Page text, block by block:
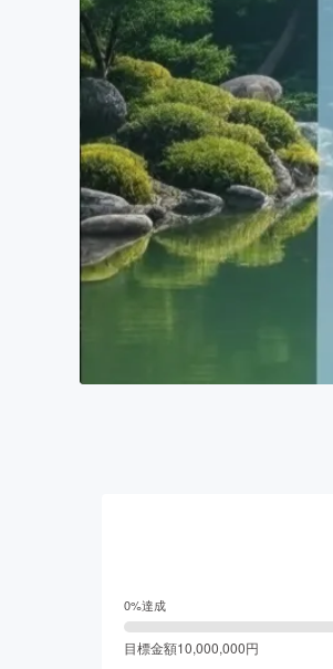
0%達成
目標金額10,000,000円